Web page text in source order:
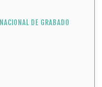
DE GRABADO